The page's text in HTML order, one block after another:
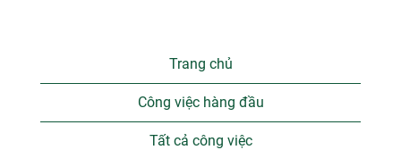
Trang chủ
Công việc hàng đầu
Tất cả công việc